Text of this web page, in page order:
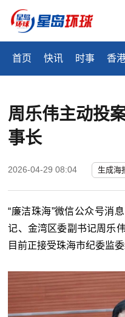
首页 快讯 时事 香
周乐伟主动投
事长
2026-04-29 08:04 生成海
“廉洁珠海”微信公众号消
记、金湾区委副书记周乐
目前正接受珠海市纪委监